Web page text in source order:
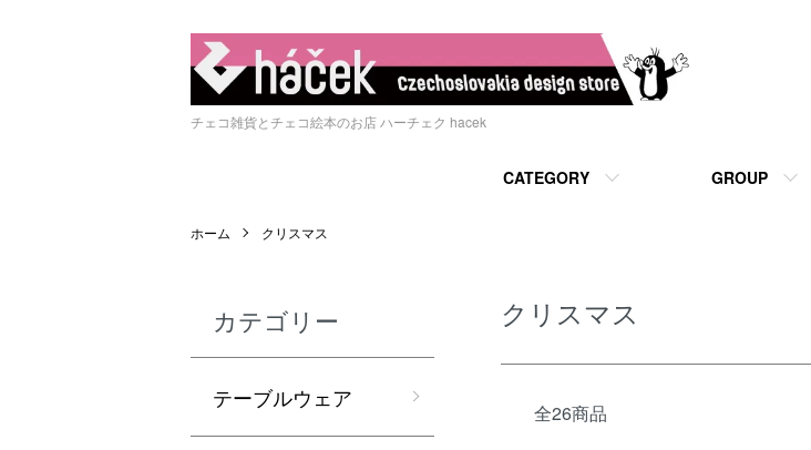
チェコ雑貨とチェコ絵本のお店 ハーチェク hacek
CATEGORY GROUP
ホーム クリスマス
クリスマス
全26商品
カテゴリー
テーブルウェア